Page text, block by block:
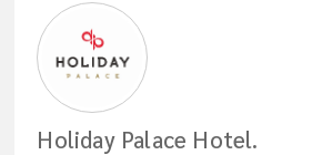
Holiday Palace Hotel.